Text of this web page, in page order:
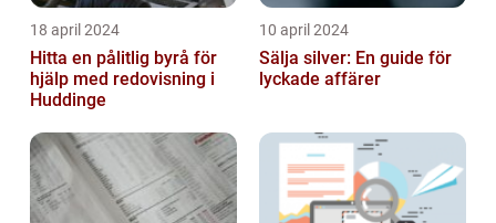
18 april 2024
Hitta en pålitlig byrå för
hjälp med redovisning i
Huddinge
10 april 2024
Sälja silver: En guide för
lyckade affärer